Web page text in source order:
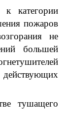
категории
пожаров
не
большей
тушащего